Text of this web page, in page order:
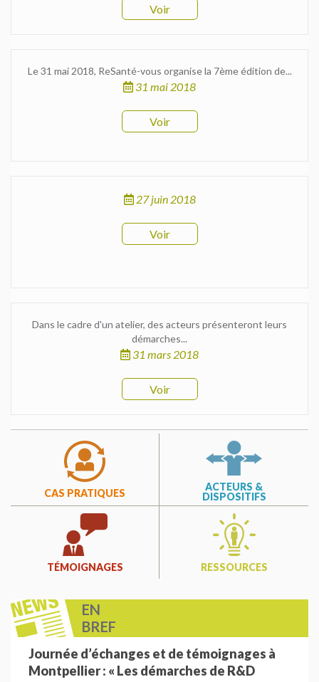
Voir
Le 31 mai 2018, ReSanté-vous organise la 7ème édition de...
31 mai 2018
Voir
27 juin 2018
Voir
Dans le cadre d'un atelier, des acteurs présenteront leurs
démarches...
31 mars 2018
Voir
CAS PRATIQUES
ACTEURS &
DISPOSITIFS
TÉMOIGNAGES RESSOURCES
EN
BREF
Journée d’échanges et de témoignages à
Montpellier : « Les démarches de R&D